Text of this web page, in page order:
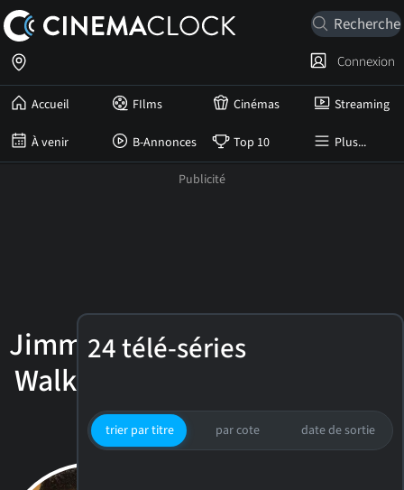
Accueil FIlms Cinémas Streaming
À venir B-Annonces Top 10 Plus...
Connexion
Jimmie
Walker
24 télé-séries
trier par titre par cote date de sortie